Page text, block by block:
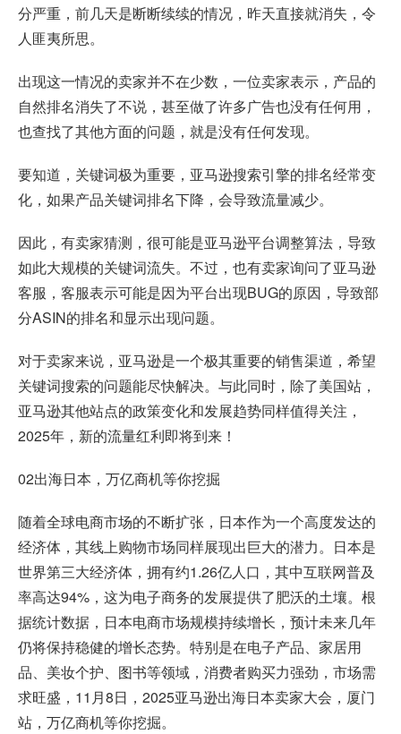
分严重，前几天是断断续续的情况，昨天直接就消失，令
人匪夷所思。
出现这一情况的卖家并不在少数，一位卖家表示，产品的
自然排名消失了不说，甚至做了许多广告也没有任何用，
也查找了其他方面的问题，就是没有任何发现。
要知道，关键词极为重要，亚马逊搜索引擎的排名经常变
化，如果产品关键词排名下降，会导致流量减少。
因此，有卖家猜测，很可能是亚马逊平台调整算法，导致
如此大规模的关键词流失。不过，也有卖家询问了亚马逊
客服，客服表示可能是因为平台出现BUG的原因，导致部
分ASIN的排名和显示出现问题。
对于卖家来说，亚马逊是一个极其重要的销售渠道，希望
关键词搜索的问题能尽快解决。与此同时，除了美国站，
亚马逊其他站点的政策变化和发展趋势同样值得关注，
2025年，新的流量红利即将到来！
02出海日本，万亿商机等你挖掘
随着全球电商市场的不断扩张，日本作为一个高度发达的
经济体，其线上购物市场同样展现出巨大的潜力。日本是
世界第三大经济体，拥有约1.26亿人口，其中互联网普及
率高达94%，这为电子商务的发展提供了肥沃的土壤。根
据统计数据，日本电商市场规模持续增长，预计未来几年
仍将保持稳健的增长态势。特别是在电子产品、家居用
品、美妆个护、图书等领域，消费者购买力强劲，市场需
求旺盛，11月8日，2025亚马逊出海日本卖家大会，厦门
站，万亿商机等你挖掘。